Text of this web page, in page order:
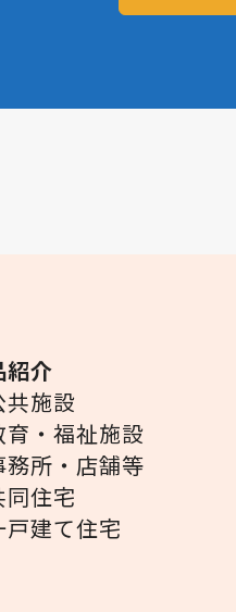
紹介
共施設
育・福祉施設
務所・店舗等
同住宅
戸建て住宅